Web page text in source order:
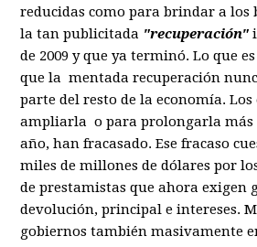
reducidas como para brindar a los
la tan publicitada "recuperación"
de 2009 y que ya terminó. Lo que
que la mentada recuperación
parte del resto de la economía. Los
ampliarla o para prolongarla
año, han fracasado. Ese fracaso
miles de millones de dólares por
de prestamistas que ahora exigen
devolución, principal e intereses.
gobiernos también masivamente